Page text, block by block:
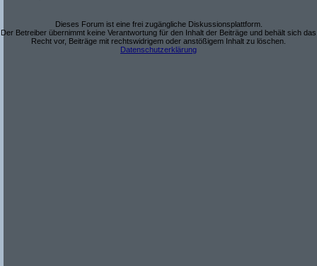
Dieses Forum ist eine frei zugängliche Diskussionsplattform.
Der Betreiber übernimmt keine Verantwortung für den Inhalt der Beiträge und behält sich das
Recht vor, Beiträge mit rechtswidrigem oder anstößigem Inhalt zu löschen.
Datenschutzerklärung